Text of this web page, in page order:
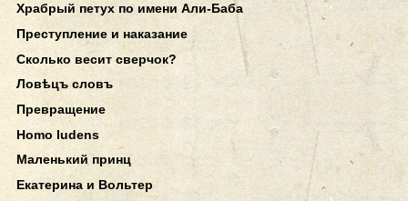
Храбрый петух по имени Али-Баба
Преступление и наказание
Сколько весит сверчок?
Ловѣцъ словъ
Превращение
Homo ludens
Маленький принц
Екатерина и Вольтер